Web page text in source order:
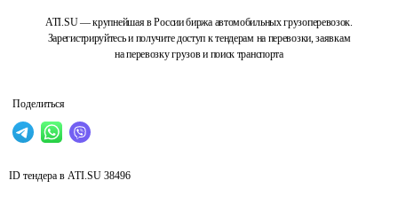
ATI.SU — крупнейшая в России биржа автомобильных грузоперевозок.
Зарегистрируйтесь и получите доступ к тендерам на перевозки, заявкам
на перевозку грузов и поиск транспорта
Поделиться
ID тендера в ATI.SU 38496